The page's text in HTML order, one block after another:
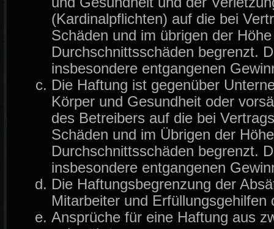
(Kardinalpflichten) auf die bei
Schäden und im übrigen der
Durchschnittsschäden begrenzt.
insbesondere entgangenen
Die Haftung ist gegenüber
Körper und Gesundheit oder
des Betreibers auf die bei
Schäden und im Übrigen der
Durchschnittsschäden begrenzt.
insbesondere entgangenen
Die Haftungsbegrenzung der
Mitarbeiter und Erfüllungsgehilfen
Ansprüche für eine Haftung aus